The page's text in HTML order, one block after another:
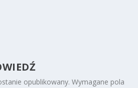
opublikowany. Wymagane pola